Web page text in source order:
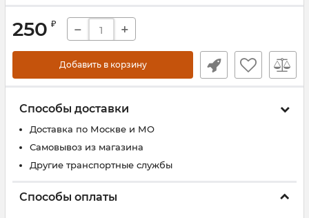
250 ₽ − +
Добавить в корзину
Способы доставки
Доставка по Москве и МО
Самовывоз из магазина
Другие транспортные службы
Способы оплаты